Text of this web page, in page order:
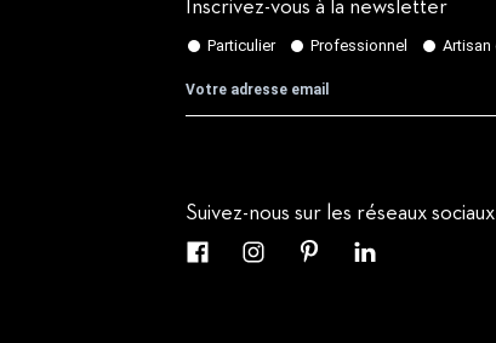
Inscrivez-vous à la newsletter
Suivez-nous sur les réseaux sociaux